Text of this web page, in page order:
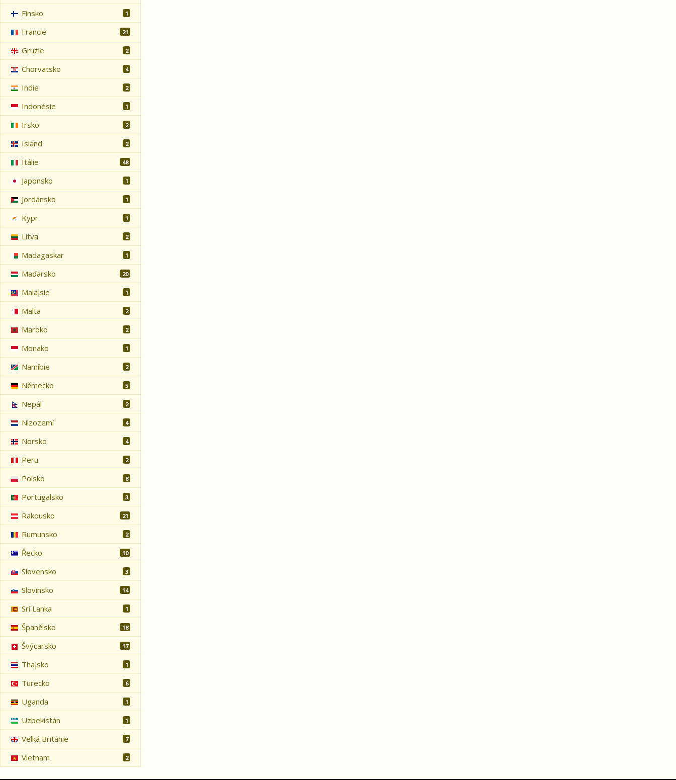
Finsko 1
Francie 21
Gruzie 2
Chorvatsko 4
Indie 2
Indonésie 1
Irsko 2
Island 2
Itálie 48
Japonsko 1
Jordánsko 1
Kypr 1
Litva 2
Madagaskar 1
Maďarsko 20
Malajsie 1
Malta 2
Maroko 2
Monako 1
Namíbie 2
Německo 5
Nepál 2
Nizozemí 4
Norsko 4
Peru 2
Polsko 8
Portugalsko 3
Rakousko 21
Rumunsko 2
Řecko 10
Slovensko 3
Slovinsko 14
Srí Lanka 1
Španělsko 18
Švýcarsko 17
Thajsko 1
Turecko 6
Uganda 1
Uzbekistán 1
Velká Británie 7
Vietnam 2